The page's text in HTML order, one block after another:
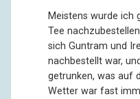
Meistens wurde ich
Tee
sich Guntram und
nachbestellt war,
getrunken, was auf
Wetter war fast